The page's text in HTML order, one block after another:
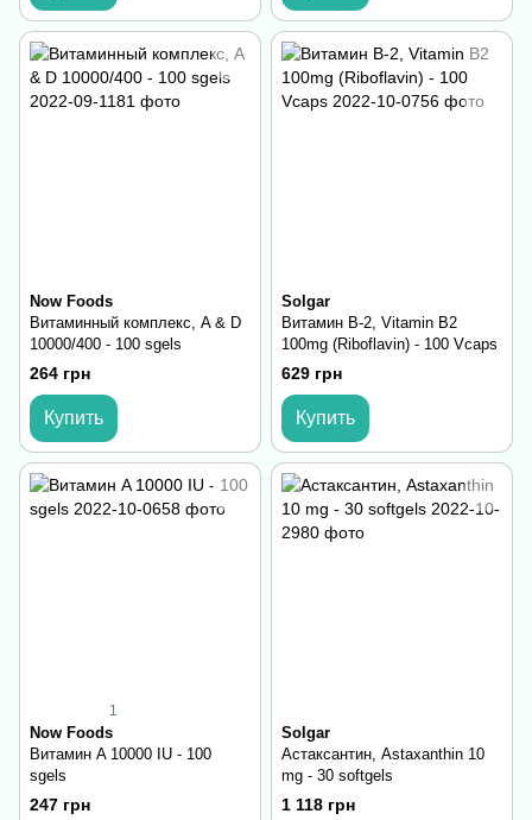
Now Foods
Витаминный комплекс, A & D
10000/400 - 100 sgels
264 грн
Купить
Solgar
Витамин В-2, Vitamin B2
100mg (Riboflavin) - 100 Vcaps
629 грн
Купить
1
Now Foods
Витамин A 10000 IU - 100
sgels
247 грн
Solgar
Астаксантин, Astaxanthin 10
mg - 30 softgels
1 118 грн